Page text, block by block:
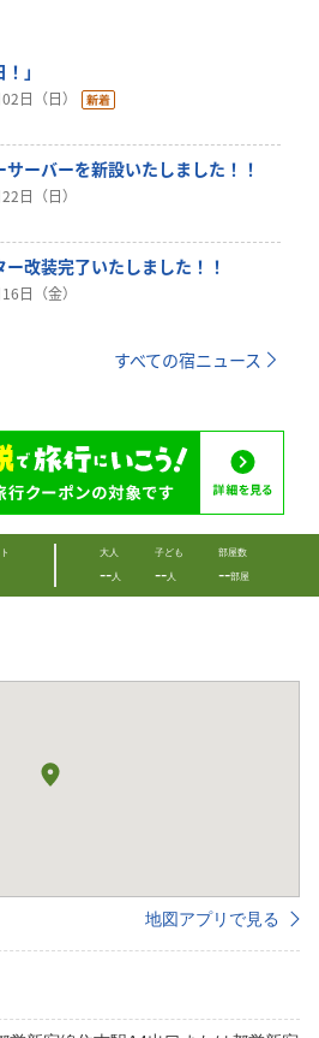
」
日（日）
サーバーを新設いたしました！！
日（日）
ー改装完了いたしました！！
日（金）
すべての宿ニュース
大人
--人
子ども
--人
部屋数
--部屋
地図アプリで見る